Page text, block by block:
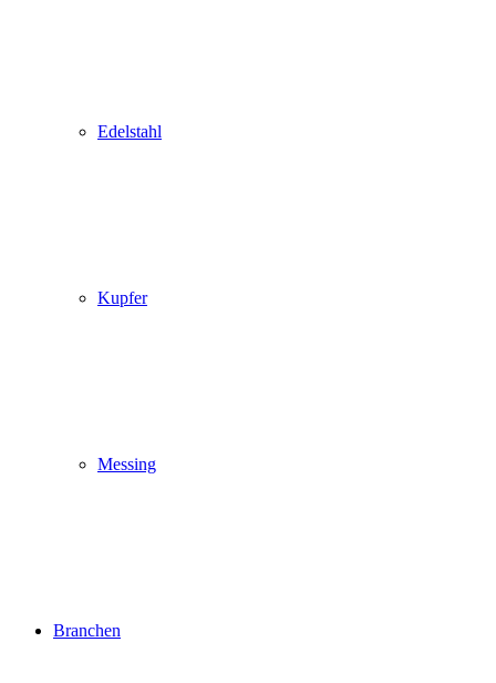
Edelstahl
Kupfer
Messing
Branchen